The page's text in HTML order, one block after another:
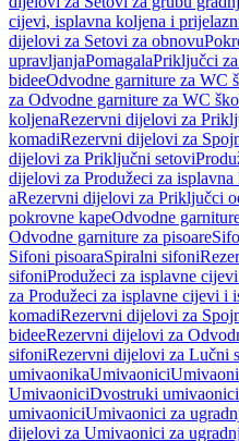
cijevi, isplavna koljena i
dijelovi za Setovi za obnovu
upravljanjaPomagalaPriključci
bideeOdvodne garniture za WC
za Odvodne garniture za WC
koljenaRezervni dijelovi za
komadiRezervni dijelovi za
dijelovi za Priključni setovi
dijelovi za Produžeci za isplavna
aRezervni dijelovi za Priključci
pokrovne kapeOdvodne
Odvodne garniture za pisoare
Sifoni pisoaraSpiralni sifoni
sifoniProdužeci za isplavne
za Produžeci za isplavne cijevi i
komadiRezervni dijelovi za
bideeRezervni dijelovi za
sifoniRezervni dijelovi za Lučni
umivaonikaUmivaonici
UmivaoniciDvostruki umivaonici
umivaoniciUmivaonici za
dijelovi za Umivaonici za